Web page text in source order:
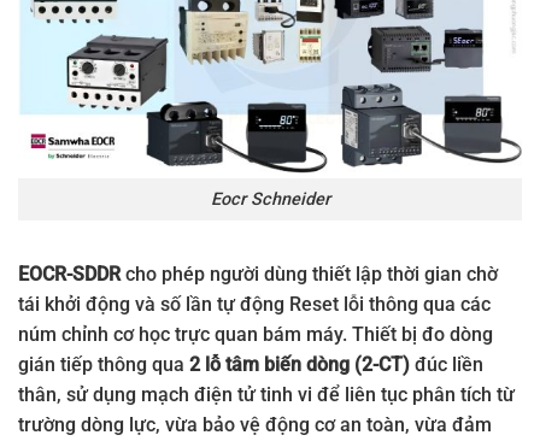
Eocr Schneider
EOCR-SDDR cho phép người dùng thiết lập thời gian chờ
tái khởi động và số lần tự động Reset lỗi thông qua các
núm chỉnh cơ học trực quan bám máy. Thiết bị đo dòng
gián tiếp thông qua 2 lỗ tâm biến dòng (2-CT) đúc liền
thân, sử dụng mạch điện tử tinh vi để liên tục phân tích từ
trường dòng lực, vừa bảo vệ động cơ an toàn, vừa đảm